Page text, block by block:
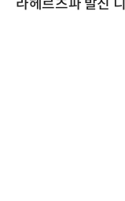
라헤르츠파 발진